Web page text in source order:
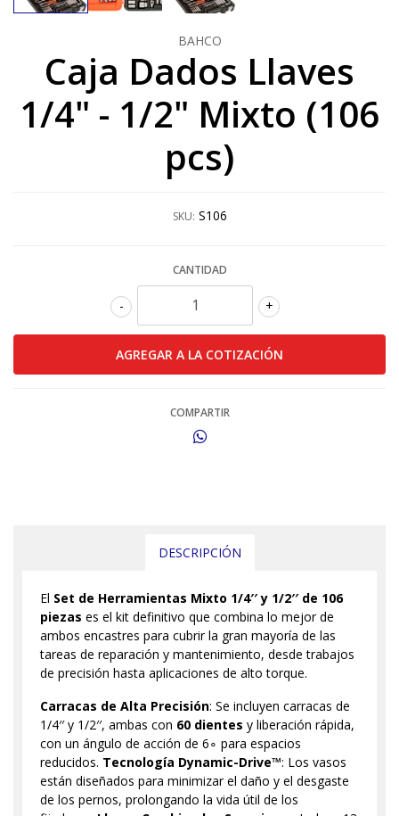
BAHCO
Caja Dados Llaves
1/4" - 1/2" Mixto (106
pcs)
SKU: S106
CANTIDAD
+
-
COMPARTIR
DESCRIPCIÓN
El Set de Herramientas Mixto 1/4′′ y 1/2′′ de 106
piezas es el kit definitivo que combina lo mejor de
ambos encastres para cubrir la gran mayoría de las
tareas de reparación y mantenimiento, desde trabajos
de precisión hasta aplicaciones de alto torque.
Carracas de Alta Precisión: Se incluyen carracas de
1/4′′ y 1/2′′, ambas con 60 dientes y liberación rápida,
con un ángulo de acción de 6∘ para espacios
reducidos. Tecnología Dynamic-Drive™: Los vasos
están diseñados para minimizar el daño y el desgaste
de los pernos, prolongando la vida útil de los